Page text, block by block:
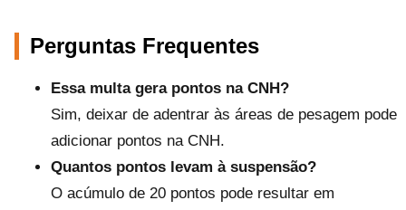
Perguntas Frequentes
Essa multa gera pontos na CNH?
Sim, deixar de adentrar às áreas de pesagem pode
adicionar pontos na CNH.
Quantos pontos levam à suspensão?
O acúmulo de 20 pontos pode resultar em